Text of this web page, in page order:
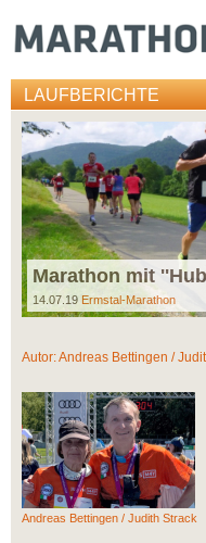
LAUFBERICHTE
Marathon mit
14.07.19 Ermstal-Marathon
Autor:Andreas Bettingen /
Andreas Bettingen / Judith Strack